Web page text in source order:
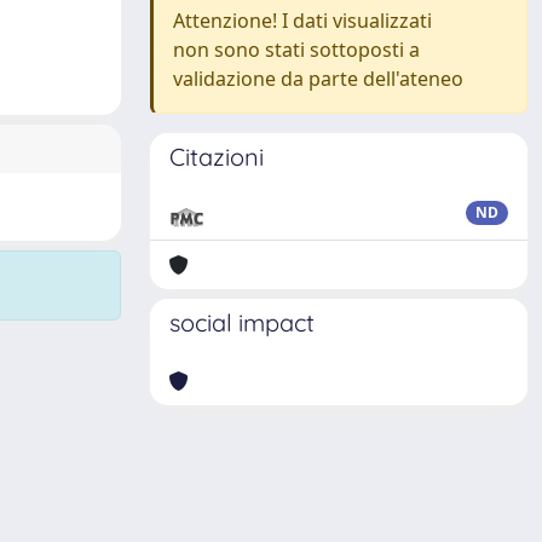
Attenzione! I dati visualizzati
non sono stati sottoposti a
validazione da parte dell'ateneo
Citazioni
ND
social impact